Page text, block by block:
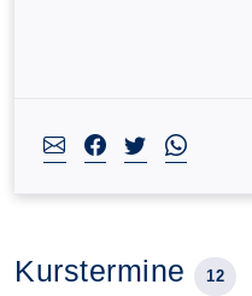
Kurstermine 12